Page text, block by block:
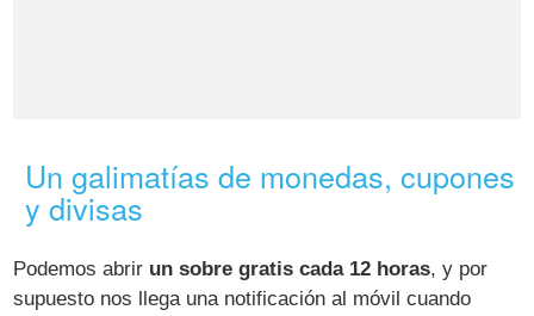
Un galimatías de monedas, cupones
y divisas
Podemos abrir un sobre gratis cada 12 horas, y por
supuesto nos llega una notificación al móvil cuando